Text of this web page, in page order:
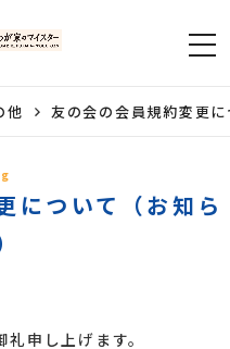
他 友の会の会員規約変更
について（お知ら
申し上げます。